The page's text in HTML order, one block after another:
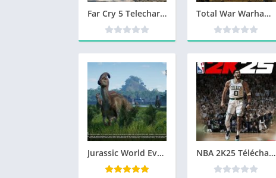
Far Cry 5 Telecharger PC Version Complete – Torrent Total War Warhammer 2 Telecharger PC Version Complete – Torrent
Jurassic World Evolution Telecharger Gratuit PC Version Complete – Torrent – Revue NBA 2K25 Télécharger jeu PC